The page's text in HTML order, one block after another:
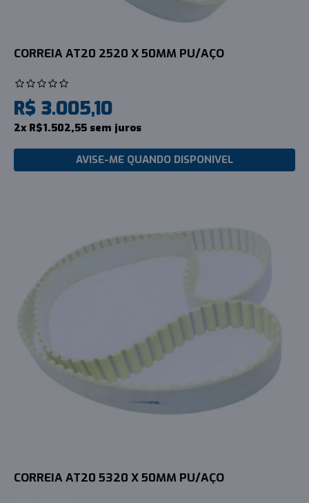
CORREIA AT20 2520 X 50MM PU/AÇO
R$ 3.005,10
2x R$1.502,55 sem juros
AVISE-ME QUANDO DISPONIVEL
CORREIA AT20 5320 X 50MM PU/AÇO